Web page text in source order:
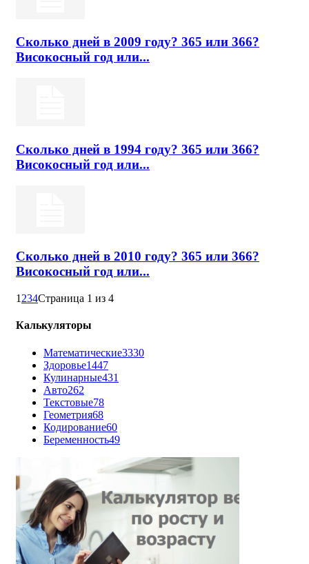
Сколько дней в 2009 году? 365 или 366?
Високосный год или...
Сколько дней в 1994 году? 365 или 366?
Високосный год или...
Сколько дней в 2010 году? 365 или 366?
Високосный год или...
1 234Страница 1 из 4
Калькуляторы
Математические3330
Здоровье1447
Кулинарные431
Авто262
Текстовые78
Геометрия68
Кодирование60
Беременность49